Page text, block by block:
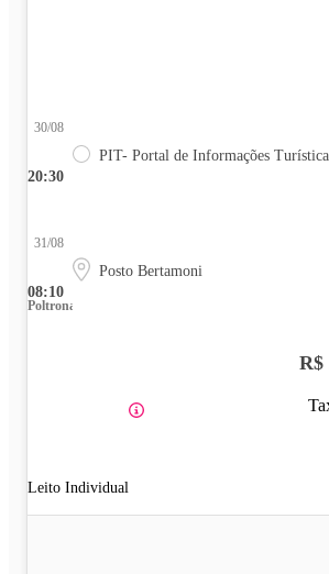
20:30
30/08
PIT- Portal de Informações
08:10
31/08
Posto Bertamoni
Poltrona
Leito Individual
R$